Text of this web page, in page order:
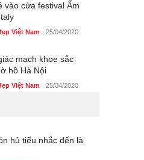
vào cửa festival Ẩm
Việt Nam 25/04/2020
mạch khoe sắc
hồ Hà Nội
Việt Nam 25/04/2020
Việt Nam 24/04/2020
hủ tiếu nhắc đến là